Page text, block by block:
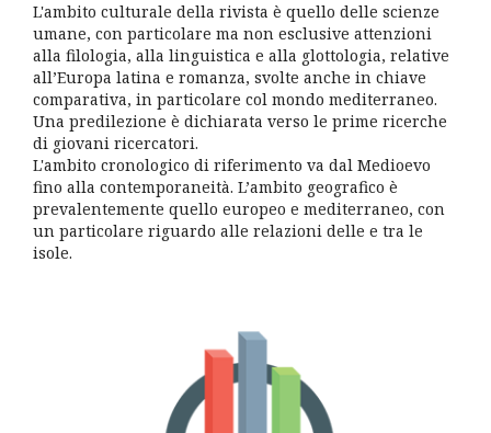
L'ambito culturale della rivista è quello delle scienze
umane, con particolare ma non esclusive attenzioni
alla filologia, alla linguistica e alla glottologia, relative
all’Europa latina e romanza, svolte anche in chiave
comparativa, in particolare col mondo mediterraneo.
Una predilezione è dichiarata verso le prime ricerche
di giovani ricercatori.
L'ambito cronologico di riferimento va dal Medioevo
fino alla contemporaneità. L’ambito geografico è
prevalentemente quello europeo e mediterraneo, con
un particolare riguardo alle relazioni delle e tra le
isole.